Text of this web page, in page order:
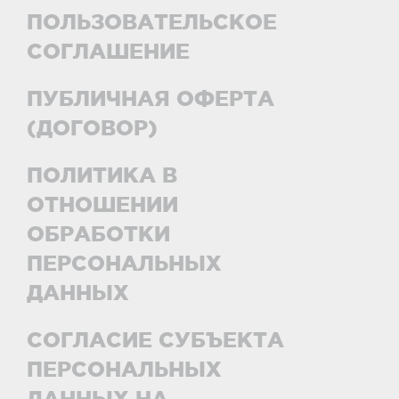
ПОЛЬЗОВАТЕЛЬСКОЕ
СОГЛАШЕНИЕ
ПУБЛИЧНАЯ ОФЕРТА
(ДОГОВОР)
ПОЛИТИКА В
ОТНОШЕНИИ
ОБРАБОТКИ
ПЕРСОНАЛЬНЫХ
ДАННЫХ
СОГЛАСИЕ СУБЪЕКТА
ПЕРСОНАЛЬНЫХ